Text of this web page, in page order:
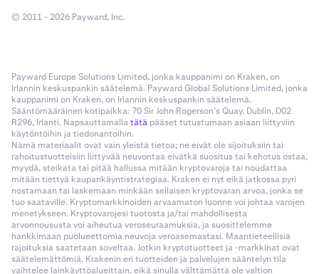
© 2011 - 2026 Payward, Inc.
Payward Europe Solutions Limited, jonka kauppanimi on Kraken, on
Irlannin keskuspankin säätelemä. Payward Global Solutions Limited, jonka
kauppanimi on Kraken, on Irlannin keskuspankin säätelemä.
Sääntömääräinen kotipaikka: 70 Sir John Rogerson’s Quay, Dublin, D02
R296, Irlanti. Napsauttamallatätä pääset tutustumaan asiaan liittyviin
käytöntöihin ja tiedonantoihin.
Nämä materiaalit ovat vain yleistä tietoa; ne eivät ole sijoituksiin tai
rahoitustuotteisiin liittyvää neuvontaa eivätkä suositus tai kehotus ostaa,
myydä, steikata tai pitää hallussa mitään kryptovaroja tai noudattaa
mitään tiettyä kaupankäyntistrategiaa. Kraken ei nyt eikä jatkossa pyri
nostamaan tai laskemaan minkään sellaisen kryptovaran arvoa, jonka se
tuo saataville. Kryptomarkkinoiden arvaamaton luonne voi johtaa varojen
menetykseen. Kryptovarojesi tuotosta ja/tai mahdollisesta
arvonnoususta voi aiheutua veroseuraamuksia, ja suosittelemme
hankkimaan puolueettomia neuvoja veroasemastasi. Maantieteellisiä
rajoituksia saatetaan soveltaa. Jotkin kryptotuotteet ja -markkinat ovat
säätelemättömiä. Krakenin eri tuotteiden ja palvelujen sääntelyn tila
vaihtelee lainkäyttöalueittain, eikä sinulla välttämättä ole valtion